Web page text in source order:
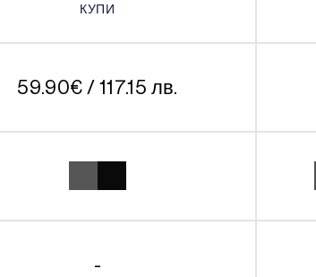
КУПИ
59.90€ / 117.15 лв.
-